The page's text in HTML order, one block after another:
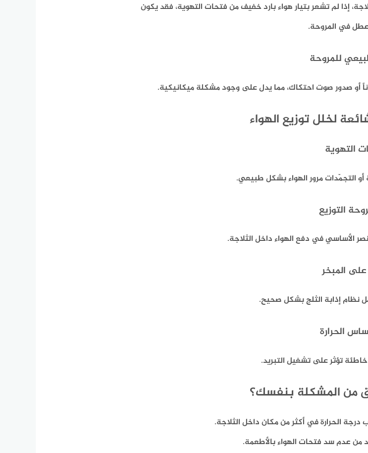
إذا لم تشعر بتيار هواء بارد خفيف من فتحات التهوية، فقد يكون
في المروحة.
أو صدور صوت احتكاك، مما يدل على وجود مشكلة ميكانيكية.
لخلل توزيع الهواء
أو التجمّدات مرور الهواء بشكل طبيعي.
الأساسي في دفع الهواء داخل الثلاجة.
إذابة الثلج بشكل صحيح.
تؤثر على تشغيل التبريد.
من المشكلة بنفسك؟
درجة الحرارة في أكثر من مكان داخل الثلاجة.
من عدم سد فتحات الهواء بالأطعمة.